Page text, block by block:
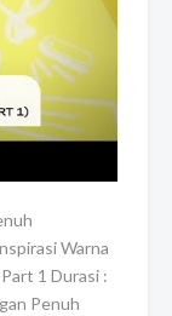
Warna
1 Durasi :
Penuh